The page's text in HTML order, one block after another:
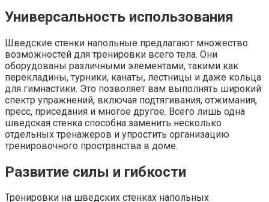
Универсальность использования
Шведские стенки напольные предлагают множество
возможностей для тренировки всего тела. Они
оборудованы различными элементами, такими как
перекладины, турники, канаты, лестницы и даже кольца
для гимнастики. Это позволяет вам выполнять широкий
спектр упражнений, включая подтягивания, отжимания,
пресс, приседания и многое другое. Всего лишь одна
шведская стенка способна заменить несколько
отдельных тренажеров и упростить организацию
тренировочного пространства в доме.
Развитие силы и гибкости
Тренировки на шведских стенках напольных